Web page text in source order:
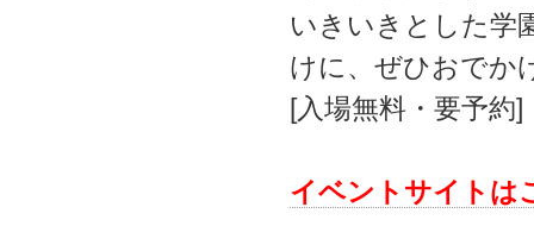
いきいきとした学
けに、ぜひおでか
[入場無料・要予約]
イベントサイト